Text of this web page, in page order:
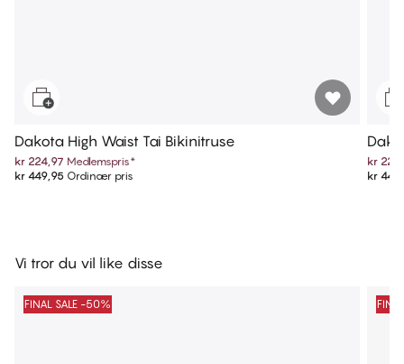
Dakota High Waist Tai Bikinitruse
kr 224,97 Medlemspris*
kr 449,95 Ordinær pris
kr
kr
Vi tror du vil like disse
FINAL SALE -50%